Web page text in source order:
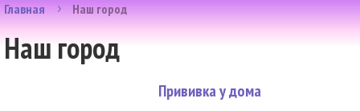
Главная Наш город
Наш город
Прививка у дома